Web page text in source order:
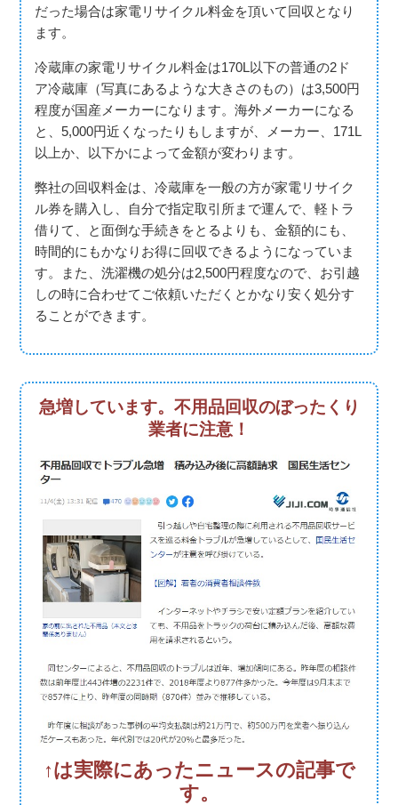
だった場合は家電リサイクル料金を頂いて回収となり
ます。
冷蔵庫の家電リサイクル料金は170L以下の普通の2ド
ア冷蔵庫（写真にあるような大きさのもの）は3,500円
程度が国産メーカーになります。海外メーカーになる
と、5,000円近くなったりもしますが、メーカー、171L
以上か、以下かによって金額が変わります。
弊社の回収料金は、冷蔵庫を一般の方が家電リサイク
ル券を購入し、自分で指定取引所まで運んで、軽トラ
借りて、と面倒な手続きをとるよりも、金額的にも、
時間的にもかなりお得に回収できるようになっていま
す。また、洗濯機の処分は2,500円程度なので、お引越
しの時に合わせてご依頼いただくとかなり安く処分す
ることができます。
急増しています。不用品回収のぼったくり
業者に注意！
↑は実際にあったニュースの記事で
す。